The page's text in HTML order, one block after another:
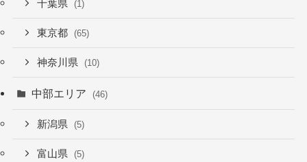
千葉県 (1)
東京都 (65)
神奈川県 (10)
中部エリア (46)
新潟県 (5)
富山県 (5)